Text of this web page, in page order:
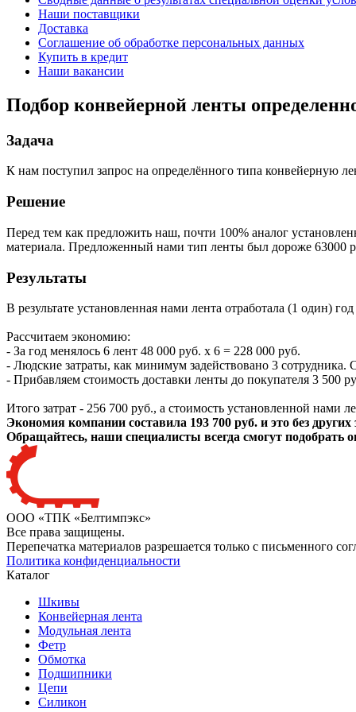
Наши поставщики
Доставка
Соглашение об обработке персональных данных
Купить в кредит
Наши вакансии
Подбор конвейерной ленты
Задача
К нам поступил запрос на определённого типа конвейерную
Решение
Перед тем как предложить наш, почти 100% аналог
материала. Предложенный нами тип ленты был дороже 63000
Результаты
В результате установленная нами лента отработала (1 один)
Рассчитаем экономию:
- За год менялось 6 лент 48 000 руб. х 6 = 228 000 руб.
- Людские затраты, как минимум задействовано 3 сотрудника.
- Прибавляем стоимость доставки ленты до покупателя 3 500
Итого затрат - 256 700 руб., а стоимость установленной нами
Экономия компании составила 193 700 руб. и это без других
Обращайтесь, наши специалисты всегда смогут
ООО «ТПК «Белтимпэкс»
Все права защищены.
Перепечатка материалов разрешается только с письменного
Политика конфиденциальности
Каталог
Шкивы
Конвейерная лента
Модульная лента
Фетр
Обмотка
Подшипники
Цепи
Силикон